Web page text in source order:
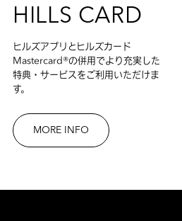
HILLS CARD
ヒルズアプリとヒルズカード
Mastercard®の併用でより充実した
特典・サービスをご利用いただけま
す。
MORE INFO